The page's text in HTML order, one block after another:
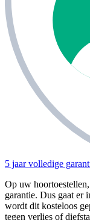
5 jaar volledige
Op uw
garantie. Dus gaat er
wordt dit kosteloos
tegen verlies of